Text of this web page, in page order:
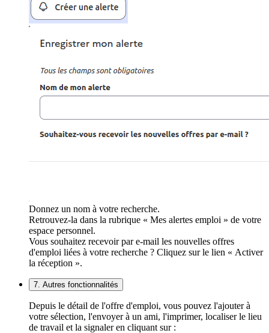
Donnez un nom à votre recherche.
Retrouvez-la dans la rubrique « Mes alertes emploi » de votre
espace personnel.
Vous souhaitez recevoir par e-mail les nouvelles offres
d'emploi liées à votre recherche ? Cliquez sur le lien « Activer
la réception ».
7. Autres fonctionnalités
Depuis le détail de l'offre d'emploi, vous pouvez l'ajouter à
votre sélection, l'envoyer à un ami, l'imprimer, localiser le lieu
de travail et la signaler en cliquant sur :